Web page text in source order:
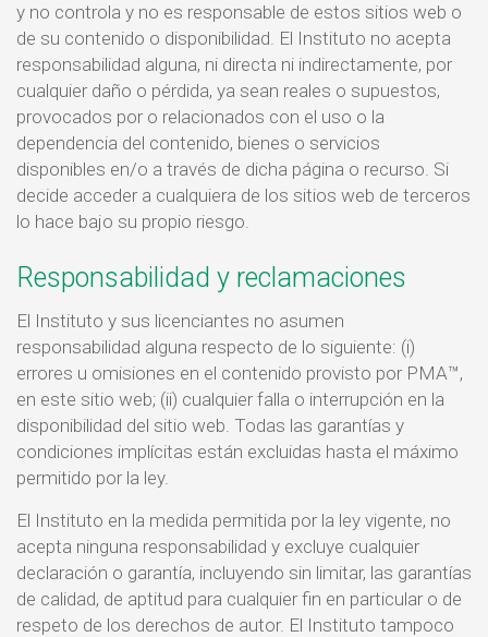
y no controla y no es responsable de estos sitios web o
de su contenido o disponibilidad. El Instituto no acepta
responsabilidad alguna, ni directa ni indirectamente, por
cualquier daño o pérdida, ya sean reales o supuestos,
provocados por o relacionados con el uso o la
dependencia del contenido, bienes o servicios
disponibles en/o a través de dicha página o recurso. Si
decide acceder a cualquiera de los sitios web de terceros
lo hace bajo su propio riesgo.
Responsabilidad y reclamaciones
El Instituto y sus licenciantes no asumen
responsabilidad alguna respecto de lo siguiente: (i)
errores u omisiones en el contenido provisto por PMA™,
en este sitio web; (ii) cualquier falla o interrupción en la
disponibilidad del sitio web. Todas las garantías y
condiciones implícitas están excluidas hasta el máximo
permitido por la ley.
El Instituto en la medida permitida por la ley vigente, no
acepta ninguna responsabilidad y excluye cualquier
declaración o garantía, incluyendo sin limitar, las garantías
de calidad, de aptitud para cualquier fin en particular o de
respeto de los derechos de autor. El Instituto tampoco